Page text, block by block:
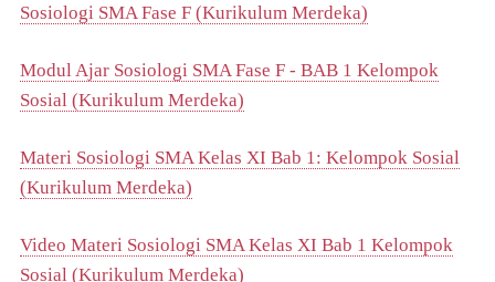
Sosiologi SMA Fase F (Kurikulum Merdeka)
Modul Ajar Sosiologi SMA Fase F - BAB 1 Kelompok
Sosial (Kurikulum Merdeka)
Materi Sosiologi SMA Kelas XI Bab 1: Kelompok Sosial
(Kurikulum Merdeka)
Video Materi Sosiologi SMA Kelas XI Bab 1 Kelompok
Sosial (Kurikulum Merdeka)